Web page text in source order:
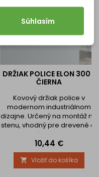
DRŽIAK POLICE ELON 300 /
ČIERNA
Kovový držiak police v
modernom industriálnom
dizajne. Určený na montáž na
stenu, vhodný pre drevené aj
laminované police. Robustná
konštrukcia so šikmou
výstuhou zabezpečuje
vysokú pevnosť a stabilitu.
dĺžka ramena: 300 mm výška
Cena
10,44 €
 Vložiť do košíka
Súhlasím